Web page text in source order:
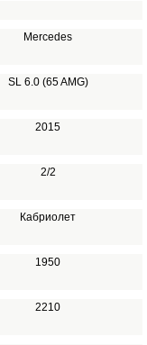
Mercedes
SL 6.0 (65 AMG)
2015
2/2
Кабриолет
1950
2210